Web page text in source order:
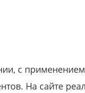
с
На сайте